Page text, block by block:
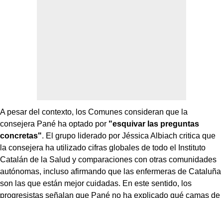
A pesar del contexto, los Comunes consideran que la
consejera Pané ha optado por "esquivar las preguntas
concretas". El grupo liderado por Jéssica Albiach critica que
la consejera ha utilizado cifras globales de todo el Instituto
Catalán de la Salud y comparaciones con otras comunidades
autónomas, incluso afirmando que las enfermeras de Cataluña
son las que están mejor cuidadas. En este sentido, los
progresistas señalan que Pané no ha explicado qué camas de